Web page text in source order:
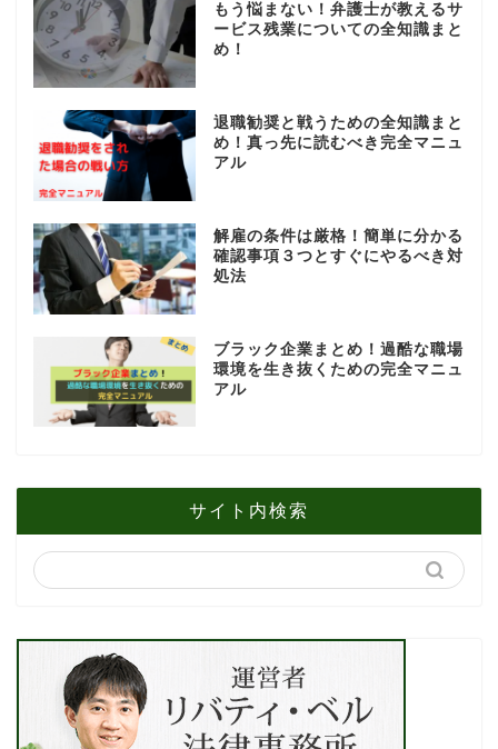
もう悩まない！弁護士が教えるサ
ービス残業についての全知識まと
め！
退職勧奨と戦うための全知識まと
め！真っ先に読むべき完全マニュ
アル
解雇の条件は厳格！簡単に分かる
確認事項３つとすぐにやるべき対
処法
ブラック企業まとめ！過酷な職場
環境を生き抜くための完全マニュ
アル
サイト内検索